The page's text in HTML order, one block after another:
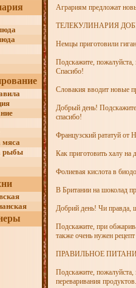
мяса
рыбы
Аграриям предложат
ТЕЛЕКУЛИНАРИЯ
Немцы приготовили
Подскажите, пожалуйста,
Спасибо!
Словакия вводит новые
Добрый день!
спасибо!
Французский рататуй от
Как приготовить халу
Фолиевая кислота в
В Британии на шоколад
Добрий день! Чи правда,
Подскажите, при
также очень нужен
ПРАВИЛЬНОЕ
Подскажите, пожалуйста,
переваривания